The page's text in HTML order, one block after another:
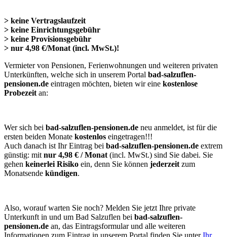
> keine Vertragslaufzeit
> keine Einrichtungsgebühr
> keine Provisionsgebühr
> nur 4,98 €/Monat (incl. MwSt.)!
Vermieter von Pensionen, Ferienwohnungen und weiteren privaten
Unterkünften, welche sich in unserem Portal bad-salzuflen-
pensionen.de eintragen möchten, bieten wir eine kostenlose
Probezeit an:
Wer sich bei bad-salzuflen-pensionen.de neu anmeldet, ist für die
ersten beiden Monate kostenlos eingetragen!!!
Auch danach ist Ihr Eintrag bei bad-salzuflen-pensionen.de extrem
günstig: mit nur 4,98 € / Monat (incl. MwSt.) sind Sie dabei. Sie
gehen keinerlei Risiko ein, denn Sie können jederzeit zum
Monatsende kündigen.
Also, worauf warten Sie noch? Melden Sie jetzt Ihre private
Unterkunft in und um Bad Salzuflen bei bad-salzuflen-
pensionen.de an, das Eintragsformular und alle weiteren
Informationen zum Eintrag in unserem Portal finden Sie unterIhr